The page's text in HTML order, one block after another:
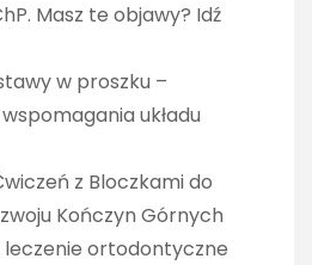
Masz te objawy? Idź
w proszku –
układu
z Bloczkami do
Kończyn Górnych
leczenie ortodontyczne